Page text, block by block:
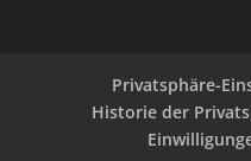
Privatsphäre-
Historie der